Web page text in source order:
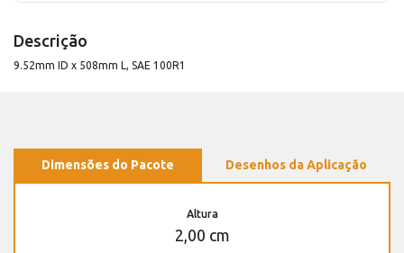
Descrição
9.52mm ID x 508mm L, SAE 100R1
Dimensões do Pacote Desenhos da Aplicação
Altura
2,00 cm